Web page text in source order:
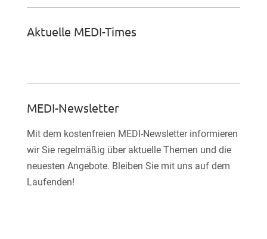
Aktuelle MEDI-Times
MEDI-Newsletter
Mit dem kostenfreien MEDI-Newsletter informieren
wir Sie regelmäßig über aktuelle Themen und die
neuesten Angebote. Bleiben Sie mit uns auf dem
Laufenden!